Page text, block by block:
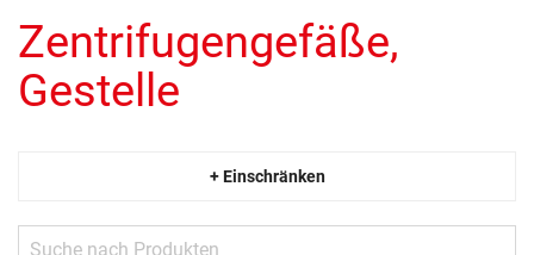
Zentrifugengefäße,
Gestelle
+ Einschränken